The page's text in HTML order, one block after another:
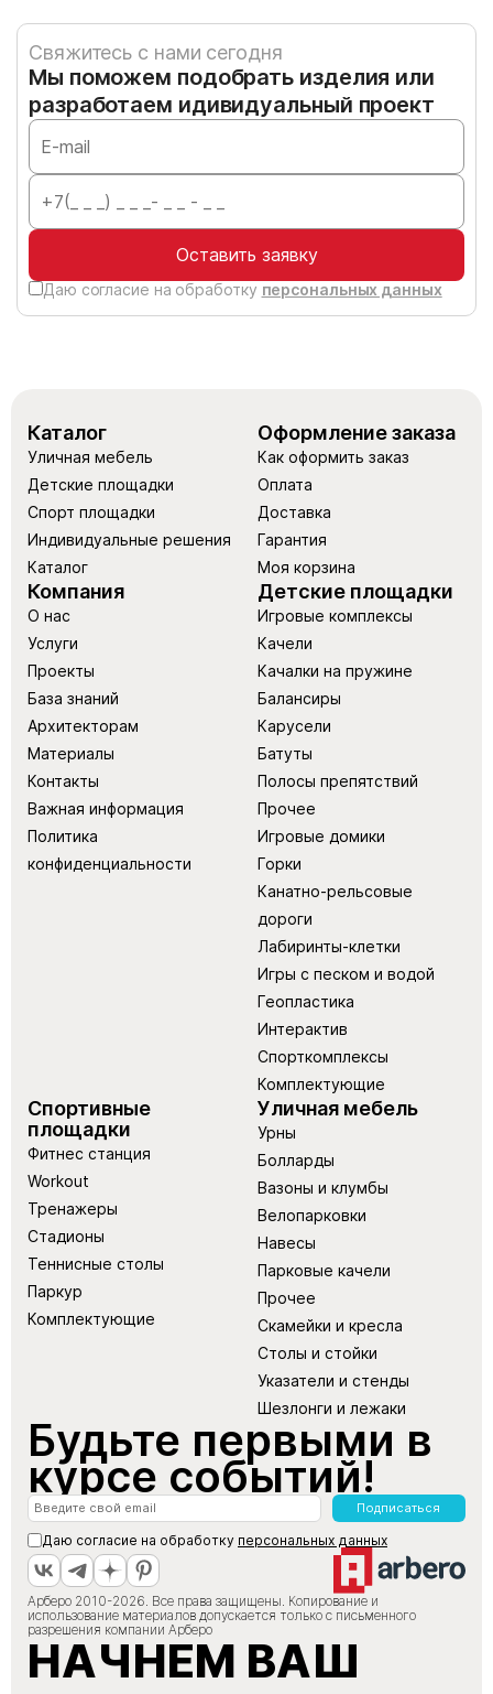
Свяжитесь с нами сегодня
Мы поможем подобрать изделия или
разработаем идивидуальный проект
Оставить заявку
Даю согласие на обработку персональных данных
Каталог
Уличная мебель
Детские площадки
Спорт площадки
Индивидуальные решения
Каталог
Оформление заказа
Как оформить заказ
Оплата
Доставка
Гарантия
Моя корзина
Компания
О нас
Услуги
Проекты
База знаний
Архитекторам
Материалы
Контакты
Важная информация
Политика
конфиденциальности
Детские площадки
Игровые комплексы
Качели
Качалки на пружине
Балансиры
Карусели
Батуты
Полосы препятствий
Прочее
Игровые домики
Горки
Канатно-рельсовые
дороги
Лабиринты-клетки
Игры с песком и водой
Геопластика
Интерактив
Спорткомплексы
Комплектующие
Спортивные
площадки
Фитнес станция
Workout
Тренажеры
Стадионы
Теннисные столы
Паркур
Комплектующие
Уличная мебель
Урны
Болларды
Вазоны и клумбы
Велопарковки
Навесы
Парковые качели
Прочее
Скамейки и кресла
Столы и стойки
Указатели и стенды
Шезлонги и лежаки
Будьте первыми в
курсе событий!
Подписаться
Даю согласие на обработку персональных данных
Арберо 2010-2026. Все права защищены. Копирование и
использование материалов допускается только с письменного
разрешения компании Арберо
НАЧНЕМ ВАШ